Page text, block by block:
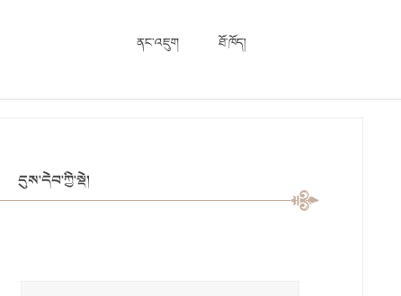
ནང་འཇུག ཐོ་ཁོད།
དུས་དེབ་ཀྱི་སྡེ།